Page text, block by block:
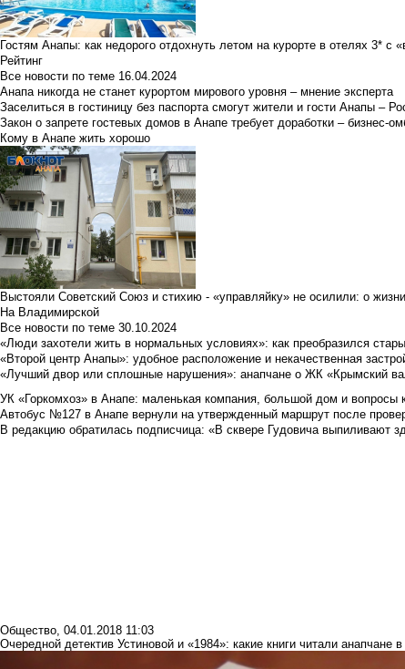
Гостям Анапы: как недорого отдохнуть летом на курорте в отелях 3* с
Рейтинг
Все новости по теме 16.04.2024
Анапа никогда не станет курортом мирового уровня – мнение эксперта
Заселиться в гостиницу без паспорта смогут жители и гости Анапы –
Закон о запрете гостевых домов в Анапе требует доработки – бизнес-
Кому в Анапе жить хорошо
Выстояли Советский Союз и стихию - «управляйку» не осилили: о
На Владимирской
Все новости по теме 30.10.2024
«Люди захотели жить в нормальных условиях»: как преобразился
«Второй центр Анапы»: удобное расположение и некачественная
«Лучший двор или сплошные нарушения»: анапчане о ЖК «Крымский
УК «Горкомхоз» в Анапе: маленькая компания, большой дом и вопросы
Автобус №127 в Анапе вернули на утвержденный маршрут после
В редакцию обратилась подписчица: «В сквере Гудовича выпиливают
Общество, 04.01.2018 11:03
Очередной детектив Устиновой и «1984»: какие книги читали анапчане